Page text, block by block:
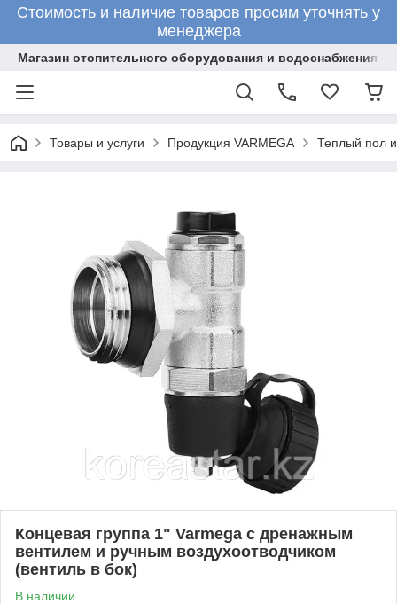
Стоимость и наличие товаров просим уточнять у
менеджера
Магазин отопительного оборудования и водоснабжения
Товары и услуги Продукция VARMEGA Теплый пол
Концевая группа 1" Varmega с дренажным
вентилем и ручным воздухоотводчиком
(вентиль в бок)
В наличии